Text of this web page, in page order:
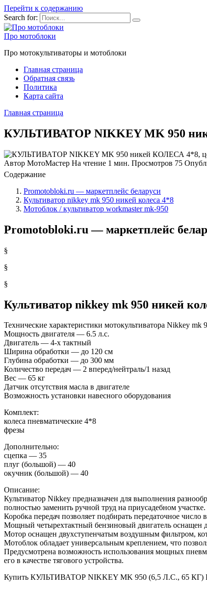
Перейти к содержанию
Search for:
Про мотоблоки
Про мотокультиваторы и мотоблоки
Главная страница
Обратная связь
Политика
Карта сайта
Главная страница
КУЛЬТИВАТОР NIKKEY MK 950
Автор МотоМастер На чтение 1 мин. Просмотров 75
Содержание
Promotobloki.ru — маркетплейс беларуси
Культиватор nikkey mk 950 никей колеса 4*8
Мотоблок / культиватор workmaster mk-950
Promotobloki.ru — маркетплейс
§
§
§
Культиватор nikkey mk 950 никей
Технические характеристики мотокультиватора Nikkey mk
Мощность двигателя — 6.5 л.с.
Двигатель — 4-х тактный
Ширина обработки — до 120 см
Глубина обработки — до 300 мм
Количество передач — 2 вперед/нейтраль/1 назад
Вес — 65 кг
Датчик отсутствия масла в двигателе
Возможность установки навесного оборудования
Комплект:
колеса пневматические 4*8
фрезы
Дополнительно:
сцепка — 35
плуг (большой) — 40
окучник (большой) — 40
Описание:
Культиватор Nikkey предназначен для выполнения
полностью заменить ручной труд на приусадебном участке.
Коробка передач позволяет подбирать передаточное
Мощный четырехтактный бензиновый двигатель оснащен
Мотор оснащен двухступенчатым воздушным фильтром,
Мотоблок обладает универсальным креплением, что
Предусмотрена возможность использования мощных
его в качестве тягового устройства.
Купить КУЛЬТИВАТОР NIKKEY MK 950 (6,5 Л.С., 65 КГ)